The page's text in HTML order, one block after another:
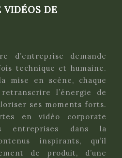
VIDÉOS DE
d’entreprise demande
technique et humaine.
mise en scène, chaque
l’énergie de
ses moments forts.
en vidéo corporate
entreprises dans la
inspirants, qu’il
de produit, d’une